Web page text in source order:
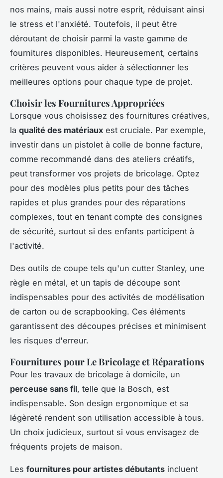
nos mains, mais aussi notre esprit, réduisant ainsi
le stress et l'anxiété. Toutefois, il peut être
déroutant de choisir parmi la vaste gamme de
fournitures disponibles. Heureusement, certains
critères peuvent vous aider à sélectionner les
meilleures options pour chaque type de projet.
Choisir les Fournitures Appropriées
Lorsque vous choisissez des fournitures créatives,
la qualité des matériaux est cruciale. Par exemple,
investir dans un pistolet à colle de bonne facture,
comme recommandé dans des ateliers créatifs,
peut transformer vos projets de bricolage. Optez
pour des modèles plus petits pour des tâches
rapides et plus grandes pour des réparations
complexes, tout en tenant compte des consignes
de sécurité, surtout si des enfants participent à
l'activité.
Des outils de coupe tels qu'un cutter Stanley, une
règle en métal, et un tapis de découpe sont
indispensables pour des activités de modélisation
de carton ou de scrapbooking. Ces éléments
garantissent des découpes précises et minimisent
les risques d'erreur.
Fournitures pour Le Bricolage et Réparations
Pour les travaux de bricolage à domicile, un
perceuse sans fil, telle que la Bosch, est
indispensable. Son design ergonomique et sa
légèreté rendent son utilisation accessible à tous.
Un choix judicieux, surtout si vous envisagez de
fréquents projets de maison.
Les fournitures pour artistes débutants incluent